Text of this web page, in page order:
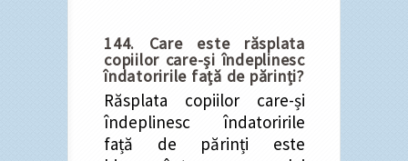
144. Care este răsplata
copiilor care-și îndeplinesc
îndatoririle față de părinți?
Răsplata copiilor care-și
îndeplinesc îndatoririle
față de părinți este